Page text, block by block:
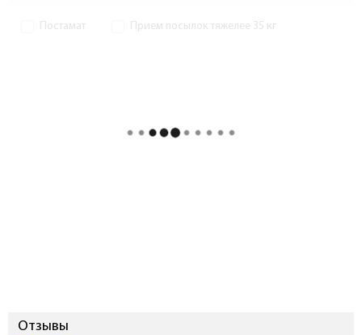
Постамат Прием посылок тяжелее 35 кг
Отзывы